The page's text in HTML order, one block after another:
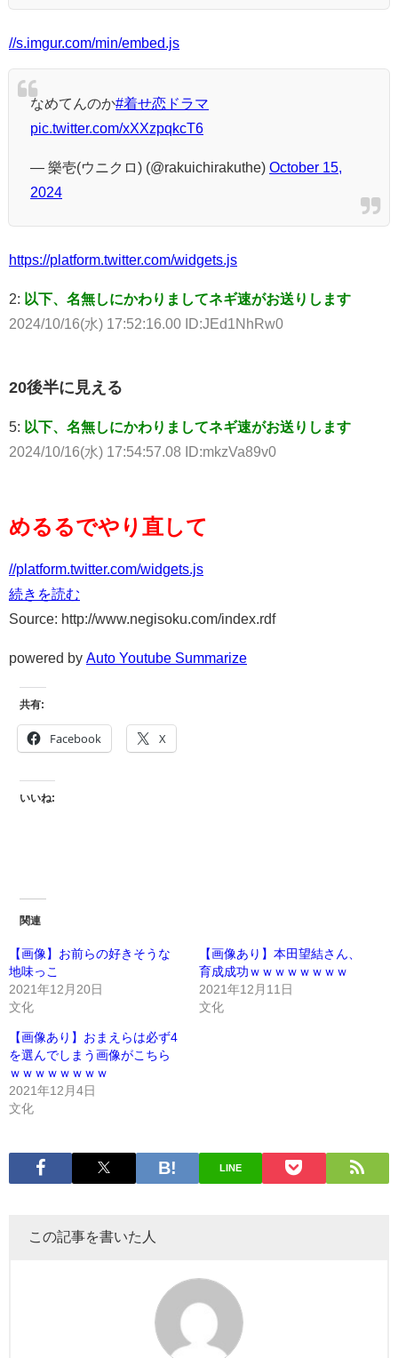
//s.imgur.com/min/embed.js
なめてんのか#着せ恋ドラマ
pic.twitter.com/xXXzpqkcT6
— 樂壱(ウニクロ) (@rakuichirakuthe) October 15,
2024
https://platform.twitter.com/widgets.js
2: 以下、名無しにかわりましてネギ速がお送りします
2024/10/16(水) 17:52:16.00 ID:JEd1NhRw0
20後半に見える
5: 以下、名無しにかわりましてネギ速がお送りします
2024/10/16(水) 17:54:57.08 ID:mkzVa89v0
めるるでやり直して
//platform.twitter.com/widgets.js
続きを読む
Source: http://www.negisoku.com/index.rdf
powered by Auto Youtube Summarize
共有:
Facebook X
いいね:
関連
【画像】お前らの好きそうな
地味っこ
2021年12月20日
文化
【画像あり】本田望結さん、
育成成功ｗｗｗｗｗｗｗｗ
2021年12月11日
文化
【画像あり】おまえらは必ず4
を選んでしまう画像がこちら
ｗｗｗｗｗｗｗｗ
2021年12月4日
文化
LINE
この記事を書いた人